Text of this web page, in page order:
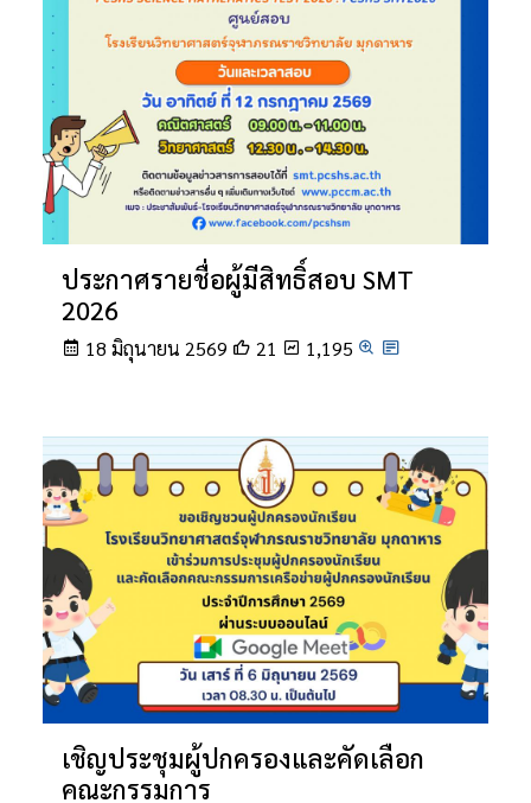
ประกาศรายชื่อผู้มีสิทธิ์สอบ SMT
2026
18 มิถุนายน 2569 21 1,195
เชิญประชุมผู้ปกครองและคัดเลือก
คณะกรรมการ